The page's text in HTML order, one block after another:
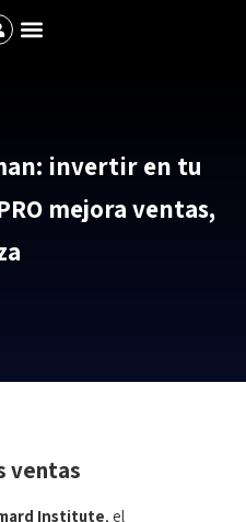
invertir en tu
mejora ventas,
ventas
Institute, el